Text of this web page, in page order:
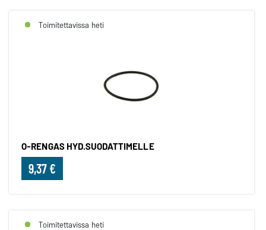
Toimitettavissa heti
O-RENGAS HYD.SUODATTIMELLE
9,37 €
Toimitettavissa heti